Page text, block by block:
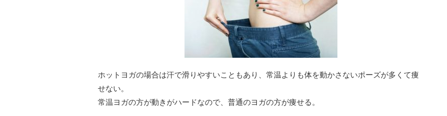
ホットヨガの場合は汗で滑りやすいこともあり、常温よりも体を動かさないポーズが多くて痩
せない。
常温ヨガの方が動きがハードなので、普通のヨガの方が痩せる。